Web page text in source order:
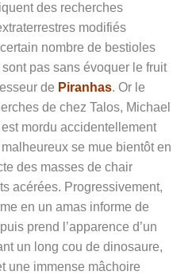
des recherches
modifiés
nombre de bestioles
pas sans évoquer le fruit
de Piranhas. Or le
de chez Talos, Michael
est mordu accidentellement
se mue bientôt en
des masses de chair
acérées. Progressivement,
en un amas informe de
prend l’apparence d’un
un long cou de dinosaure,
une immense mâchoire